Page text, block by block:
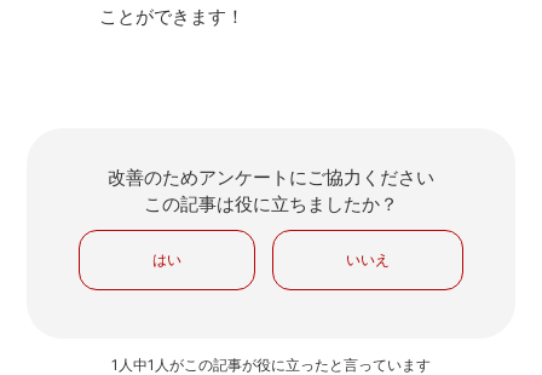
ことができます！
改善のためアンケートにご協力ください
この記事は役に立ちましたか？
はい いいえ
1人中1人がこの記事が役に立ったと言っています